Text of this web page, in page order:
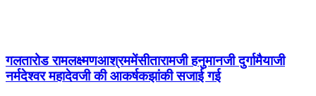
गलतारोड रामलक्ष्मणआश्रममेंसीतारामजी हनुमानजी दुर्गामैयाजी
नर्मदेश्वर महादेवजी की आकर्षकझांकी सजाई गई